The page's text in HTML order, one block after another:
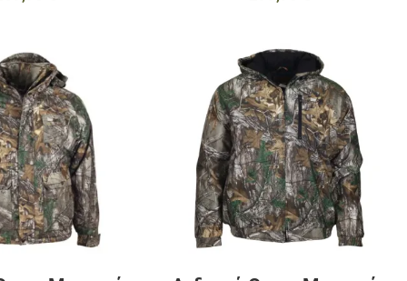
Προσθήκη στα αγαπημένα
Προσθήκη για σύγκριση
Γρήγορη ματιά